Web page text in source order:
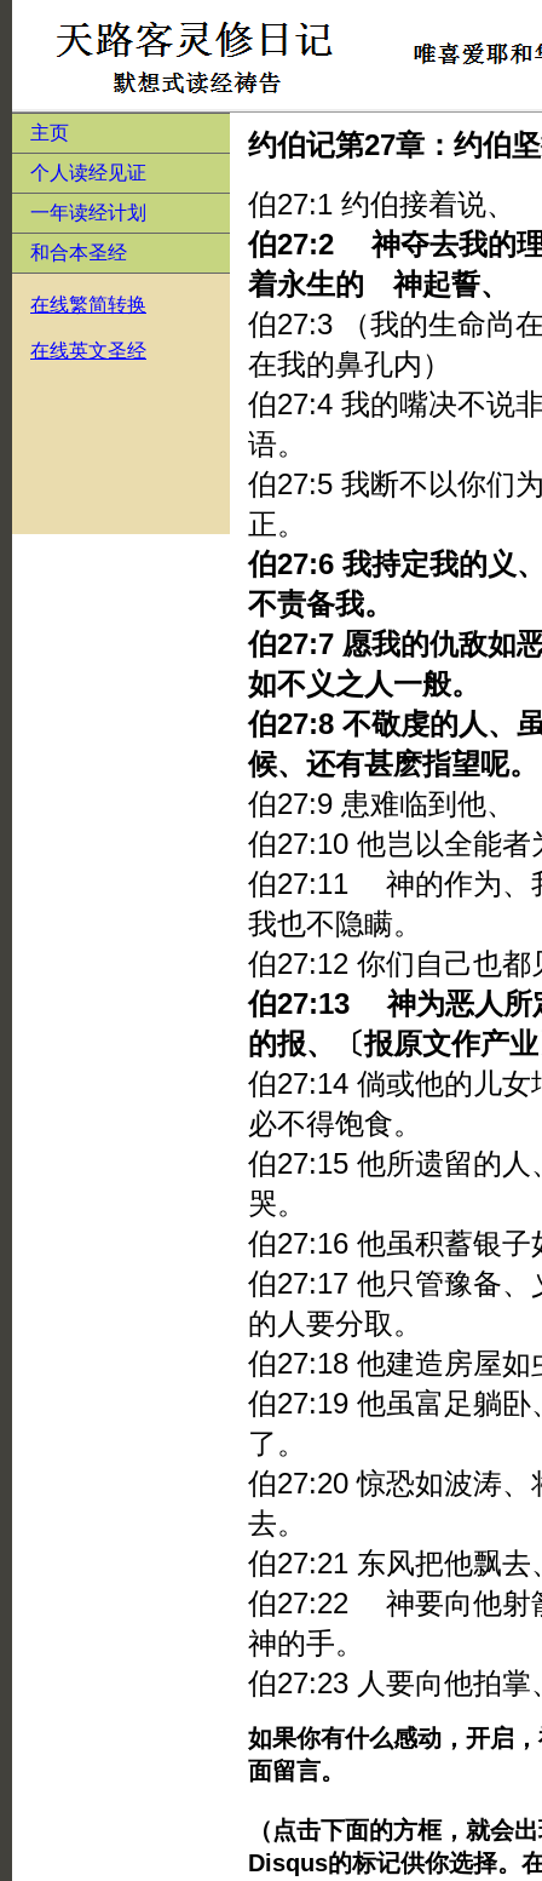
主页
个人读经见证
一年读经计划
和合本圣经
在线繁简转换
在线英文圣经
约伯记第27章：约伯
伯27:1 约伯接着说、
伯27:2 神夺去我的理
着永生的 神起誓、
伯27:3 （我的生命尚
在我的鼻孔内）
伯27:4 我的嘴决不说
语。
伯27:5 我断不以你们
正。
伯27:6 我持定我的义
不责备我。
伯27:7 愿我的仇敌如
如不义之人一般。
伯27:8 不敬虔的人、
候、还有甚麽指望呢。
伯27:9 患难临到他、
伯27:10 他岂以全能
伯27:11 神的作为、
我也不隐瞒。
伯27:12 你们自己也
伯27:13 神为恶人所
的报、〔报原文作产
伯27:14 倘或他的儿
必不得饱食。
伯27:15 他所遗留的
哭。
伯27:16 他虽积蓄银
伯27:17 他只管豫备
的人要分取。
伯27:18 他建造房屋
伯27:19 他虽富足躺
了。
伯27:20 惊恐如波涛
去。
伯27:21 东风把他飘
伯27:22 神要向他射
神的手。
伯27:23 人要向他拍
如果你有什么感动，开启
面留言。
（点击下面的方框，就会
Disqus的标记供你选择。